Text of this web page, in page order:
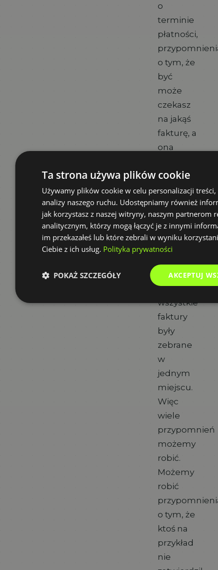
o
terminie
płatności,
o tym, że
być
może
czekasz
na jakąś
fakturę, a
ona
do Ciebie
nie
przyszła,
a Ty
chcesz,
żeby u
porządek
i żeby te
wszystkie
faktury
były
zebrane
w
jednym
miejscu.
Więc
wiele
przypomnień
możemy
robić.
Możemy
robić
o tym, że
ktoś na
przykład
nie
Ta strona używa plików cookie
Używamy plików cookie w celu personalizacji
analizy naszego ruchu. Udostępniamy również
jak korzystasz z naszej witryny, naszym partnerom
analitycznym, którzy mogą łączyć je z innymi
im przekazałeś lub które zebrali w wyniku
Ciebie z ich usług. Polityka prywatności
AKCEPTUJ
POKAŻ SZCZEGÓŁY